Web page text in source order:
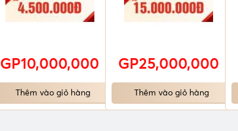
GP10,000,000
Thêm vào giỏ hàng
GP25,000,000
Thêm vào giỏ hàng